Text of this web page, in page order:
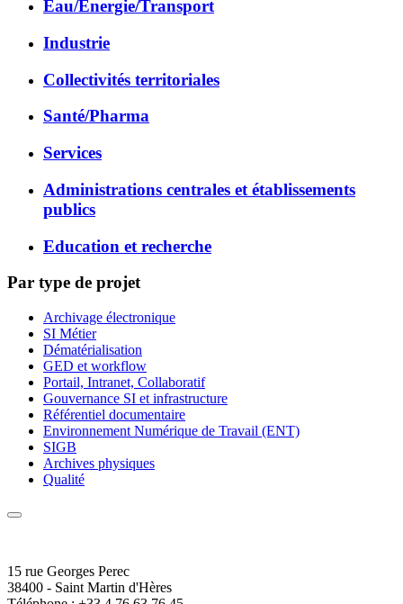
Eau/Energie/Transport
Industrie
Collectivités territoriales
Santé/Pharma
Services
Administrations centrales et établissements
publics
Education et recherche
Par type de projet
Archivage électronique
SI Métier
Dématérialisation
GED et workflow
Portail, Intranet, Collaboratif
Gouvernance SI et infrastructure
Référentiel documentaire
Environnement Numérique de Travail (ENT)
SIGB
Archives physiques
Qualité
15 rue Georges Perec
38400 - Saint Martin d'Hères